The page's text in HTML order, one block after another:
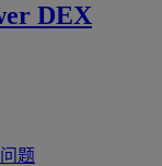
DEX
题